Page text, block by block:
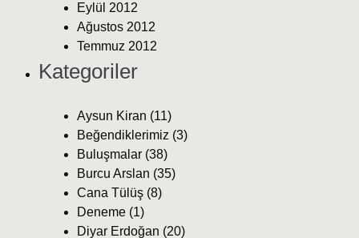
Eylül 2012
Ağustos 2012
Temmuz 2012
Kategoriler
Aysun Kiran (11)
Beğendiklerimiz (3)
Buluşmalar (38)
Burcu Arslan (35)
Cana Tülüş (8)
Deneme (1)
Diyar Erdoğan (20)